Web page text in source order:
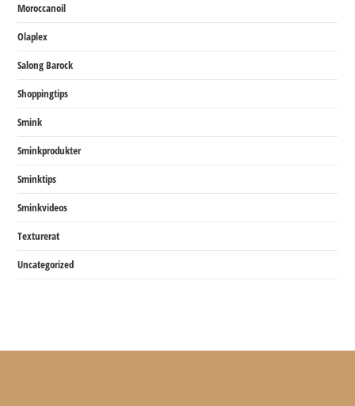
Moroccanoil
Olaplex
Salong Barock
Shoppingtips
Smink
Sminkprodukter
Sminktips
Sminkvideos
Texturerat
Uncategorized